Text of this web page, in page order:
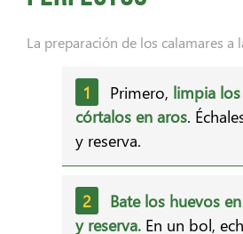
La preparación de los calamares a
Primero, limpia
córtalos en aros.
y reserva.
Bate los huevos
y reserva. En un bol,